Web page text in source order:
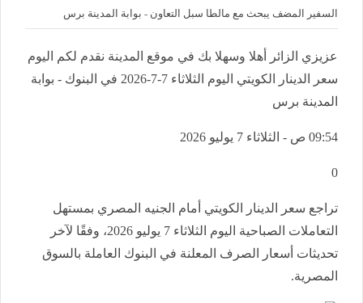
السفير المضف يبحث مع مالطا سبل التعاون - بوابة المدينة برس
عزيزي الزائر أهلا وسهلا بك في موقع المدينة نقدم لكم اليوم
سعر الدينار الكويتي اليوم الثلاثاء 7-7-2026 في البنوك - بوابة
المدينة برس
09:54 ص - الثلاثاء 7 يوليو 2026
0
تراجع سعر الدينار الكويتي أمام الجنيه المصري بمستهل
التعاملات الصباحية اليوم الثلاثاء 7 يوليو 2026، وفقًا لآخر
تحديثات أسعار الصرف المعلنة في البنوك العاملة بالسوق
المصرية.